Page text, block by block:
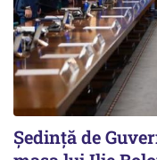
Ședință de